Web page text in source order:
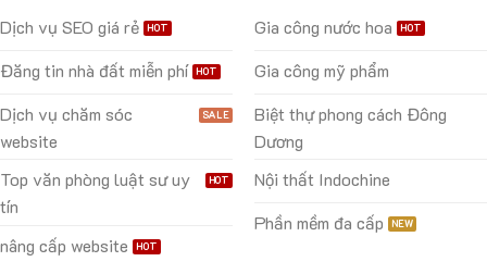
Dịch vụ SEO giá rẻ
Đăng tin nhà đất miễn phí
Dịch vụ chăm sóc
website
Top văn phòng luật sư uy
tín
nâng cấp website
Gia công nước hoa
Gia công mỹ phẩm
Biệt thự phong cách Đông
Dương
Nội thất Indochine
Phần mềm đa cấp